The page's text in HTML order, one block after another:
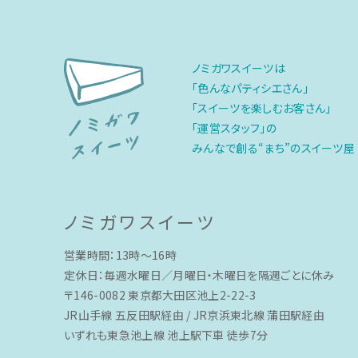
ノミガワスイーツは
「色んなパティシエさん」
「スイーツを楽しむお客さん」
「運営スタッフ」の
みんなで創る“まち”のスイーツ屋
ノミガワスイーツ
営業時間：13時〜16時
定休日：毎週水曜日／月曜日・木曜日を隔週ごとに休み
〒146-0082 東京都大田区池上2-22-3
JR山手線 五反田駅経由 / JR京浜東北線 蒲田駅経由
いずれも東急池上線 池上駅下車 徒歩7分